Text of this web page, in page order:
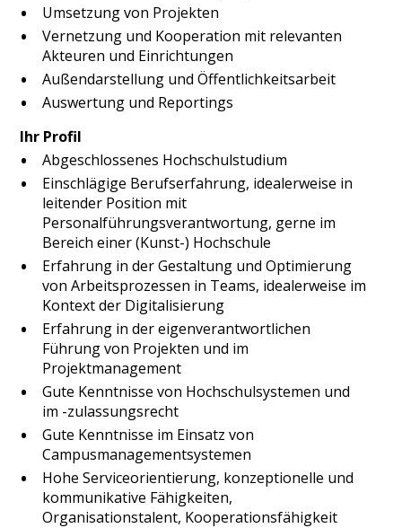
Umsetzung von Projekten
Vernetzung und Kooperation mit relevanten
Akteuren und Einrichtungen
Außendarstellung und Öffentlichkeitsarbeit
Auswertung und Reportings
Ihr Profil
Abgeschlossenes Hochschulstudium
Einschlägige Berufserfahrung, idealerweise in
leitender Position mit
Personalführungsverantwortung, gerne im
Bereich einer (Kunst-) Hochschule
Erfahrung in der Gestaltung und Optimierung
von Arbeitsprozessen in Teams, idealerweise im
Kontext der Digitalisierung
Erfahrung in der eigenverantwortlichen
Führung von Projekten und im
Projektmanagement
Gute Kenntnisse von Hochschulsystemen und
im -zulassungsrecht
Gute Kenntnisse im Einsatz von
Campusmanagementsystemen
Hohe Serviceorientierung, konzeptionelle und
kommunikative Fähigkeiten,
Organisationstalent, Kooperationsfähigkeit